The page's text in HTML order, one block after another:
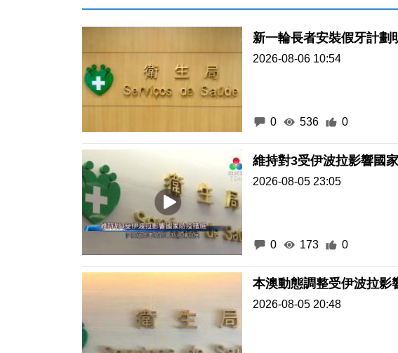
新一輪長者安裝假牙計劃
2026-08-06 10:54
0 536 0
維持對3受伊波拉影響國
2026-08-05 23:05
0 173 0
本澳動態調整受伊波拉影
2026-08-05 20:48